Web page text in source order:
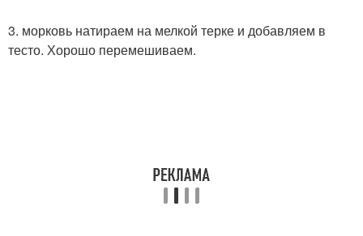
3. морковь натираем на мелкой терке и добавляем в
тесто. Хорошо перемешиваем.